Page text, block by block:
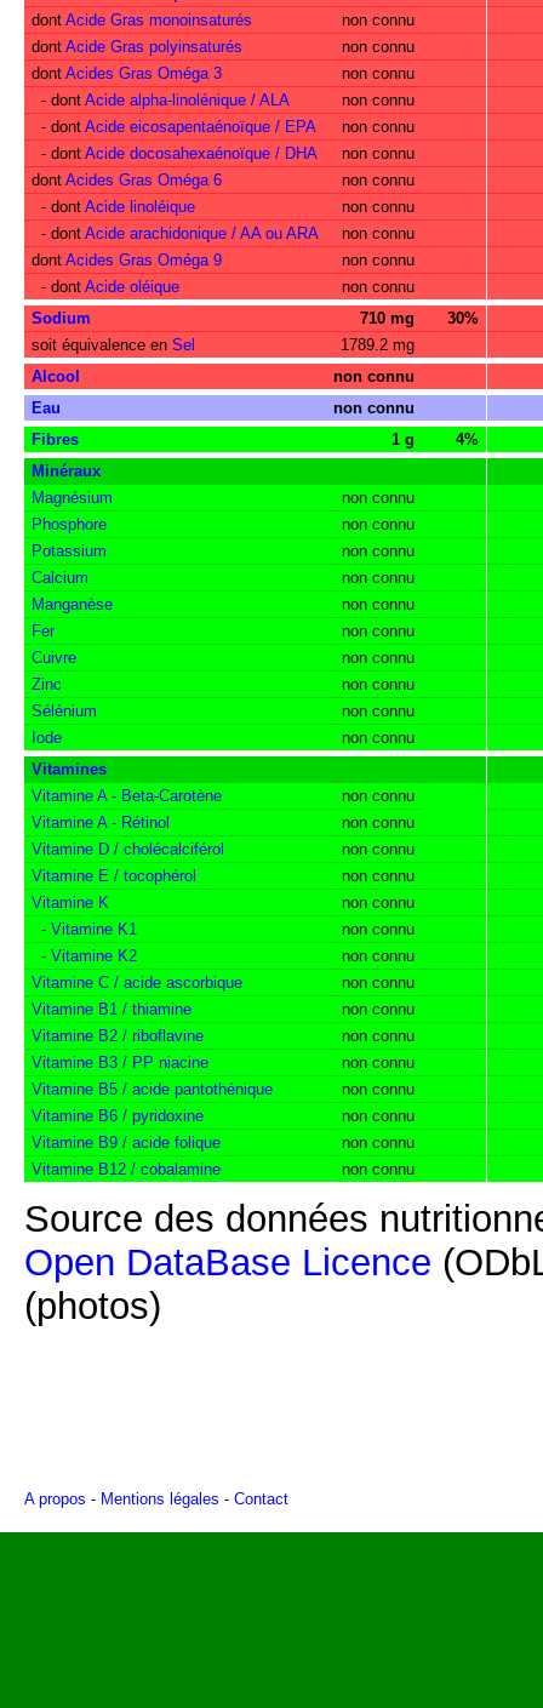
dont Acide Gras monoinsaturés
non connu
dont Acide Gras polyinsaturés
non connu
dont Acides Gras Oméga 3
non connu
- dont Acide alpha-linolénique / ALA
non connu
- dont Acide eicosapentaénoïque / EPA
non connu
- dont Acide docosahexaénoïque / DHA
non connu
dont Acides Gras Oméga 6
non connu
- dont Acide linoléique
non connu
- dont Acide arachidonique / AA ou ARA
non connu
dont Acides Gras Oméga 9
non connu
- dont Acide oléique
non connu
Sodium
710 mg
30%
soit équivalence en Sel
1789.2 mg
Alcool
non connu
Eau
non connu
Fibres
1 g
4%
Minéraux
Magnésium
non connu
Phosphore
non connu
Potassium
non connu
Calcium
non connu
Manganèse
non connu
Fer
non connu
Cuivre
non connu
Zinc
non connu
Sélénium
non connu
Iode
non connu
Vitamines
Vitamine A - Beta-Carotène
non connu
Vitamine A - Rétinol
non connu
Vitamine D / cholécalciférol
non connu
Vitamine E / tocophérol
non connu
Vitamine K
non connu
- Vitamine K1
non connu
- Vitamine K2
non connu
Vitamine C / acide ascorbique
non connu
Vitamine B1 / thiamine
non connu
Vitamine B2 / riboflavine
non connu
Vitamine B3 / PP niacine
non connu
Vitamine B5 / acide pantothénique
non connu
Vitamine B6 / pyridoxine
non connu
Vitamine B9 / acide folique
non connu
Vitamine B12 / cobalamine
non connu
Source des données
Open DataBase Licence
(photos)
A propos - Mentions légales - Contact